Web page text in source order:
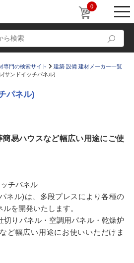
0
コラム
専門の検索サイト
建築 設備 建材メーカー一覧
(サンドイッチパネル)
パネル)
易ハウスなど幅広い用途にご使
チパネル
ネル)は、多段プレスにより各種の
を開発いたします。
切りパネル・空調用パネル・乾燥炉
ど幅広い用途にお使いいただけま